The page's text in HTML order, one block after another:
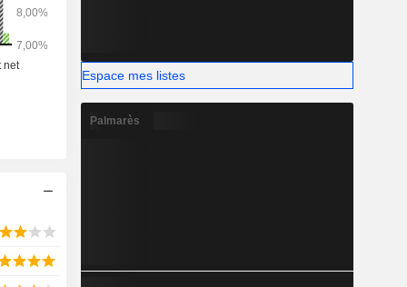
Espace mes listes
Palmarès